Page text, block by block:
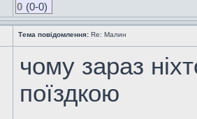
0 (0-0)
Тема повідомлення: Re: Малин
чому зараз
поїздкою